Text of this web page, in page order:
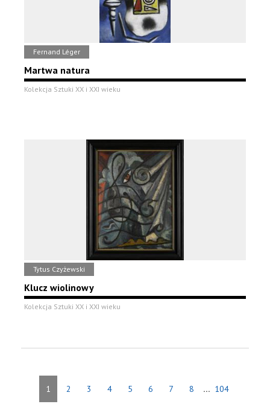
Fernand Léger
Martwa natura
Kolekcja Sztuki XX i XXI wieku
Tytus Czyżewski
Klucz wiolinowy
Kolekcja Sztuki XX i XXI wieku
1 2 3 4 5 6 7 8 ... 104